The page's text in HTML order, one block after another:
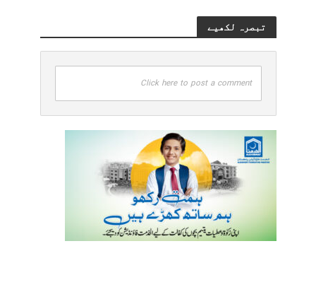
تبصرہ لکھیے
Click here to post a comment